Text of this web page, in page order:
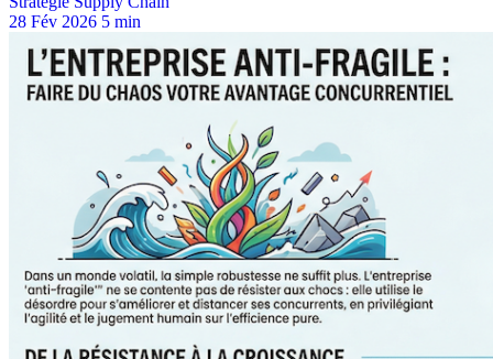
28 Fév 2026 5 min